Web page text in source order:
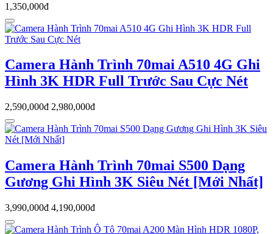
1,350,000đ
Camera Hành Trình 70mai A510 4G Ghi
Hình 3K HDR Full Trước Sau Cực Nét
2,590,000đ 2,980,000đ
Camera Hành Trình 70mai S500 Dạng
Gương Ghi Hình 3K Siêu Nét [Mới Nhất]
3,990,000đ 4,190,000đ